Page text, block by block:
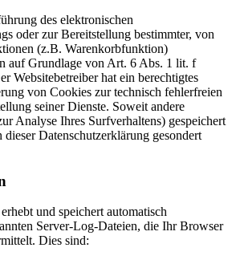
des elektronischen
oder zur Bereitstellung bestimmter, von
(z.B. Warenkorbfunktion)
auf Grundlage von Art. 6 Abs. 1 lit. f
Websitebetreiber hat ein berechtigtes
von Cookies zur technisch fehlerfreien
seiner Dienste. Soweit andere
Analyse Ihres Surfverhaltens) gespeichert
Datenschutzerklärung gesondert
und speichert automatisch
Server-Log-Dateien, die Ihr Browser
Dies sind: